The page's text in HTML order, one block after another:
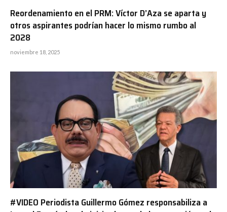
Reordenamiento en el PRM: Víctor D’Aza se aparta y
otros aspirantes podrían hacer lo mismo rumbo al
2028
noviembre 18, 2025
#VIDEO Periodista Guillermo Gómez responsabiliza a